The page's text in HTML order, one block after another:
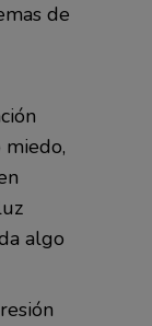
de
miedo,
algo